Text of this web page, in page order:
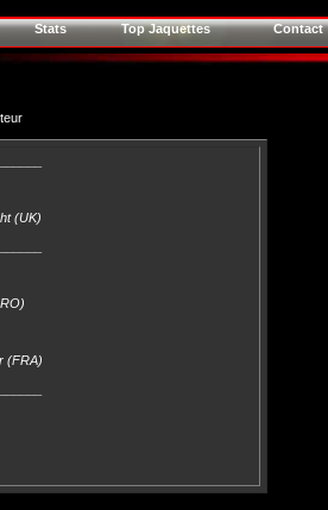
Stats Top Jaquettes Contact
(UK)
(FRA)